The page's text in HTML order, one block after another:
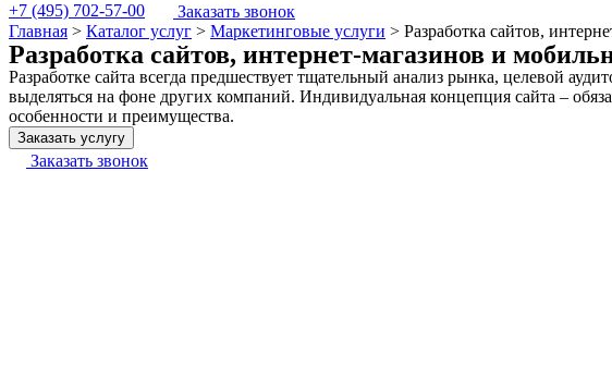
+7 (495) 702-57-00
Заказать звонок
Главная > Каталог услуг > Маркетинговые услуги > Разработка сайтов,
Разработка сайтов, интернет-магазинов и
Разработке сайта всегда предшествует тщательный анализ рынка, целевой
выделяться на фоне других компаний. Индивидуальная концепция сайта –
особенности и преимущества.
Заказать услугу
Заказать звонок